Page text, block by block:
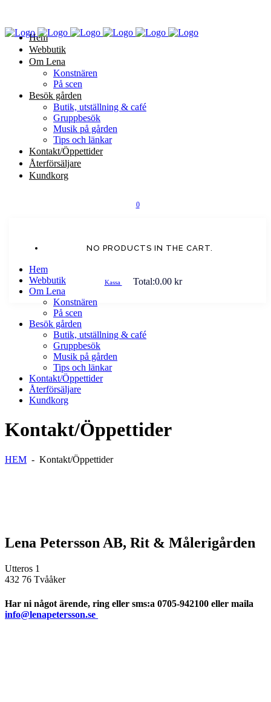
Hem
Webbutik
Om Lena
Konstnären
På scen
Besök gården
Butik, utställning & café
Gruppbesök
Musik på gården
Tips och länkar
Kontakt/Öppettider
Återförsäljare
Kundkorg
0
NO PRODUCTS IN THE CART.
Kassa Total:0.00 kr
Hem
Webbutik
Om Lena
Konstnären
På scen
Besök gården
Butik, utställning & café
Gruppbesök
Musik på gården
Tips och länkar
Kontakt/Öppettider
Återförsäljare
Kundkorg
Kontakt/Öppettider
HEM - Kontakt/Öppettider
Lena Petersson AB, Rit & Målerigården
Utteros 1
432 76 Tvååker
Har ni något ärende, ring eller sms:a 0705-942100 eller maila
info@lenapetersson.se